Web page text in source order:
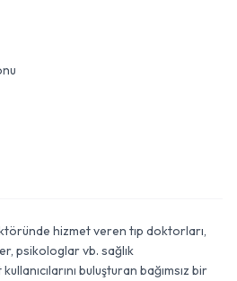
hizmet veren tıp doktorları,
psikologlar vb. sağlık
buluşturan bağımsız bir